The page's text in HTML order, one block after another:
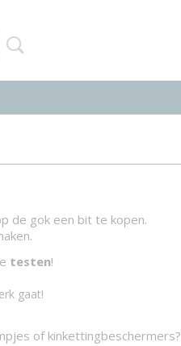
de gok een bit te kopen.
testen!
gaat!
of kinkettingbeschermers?